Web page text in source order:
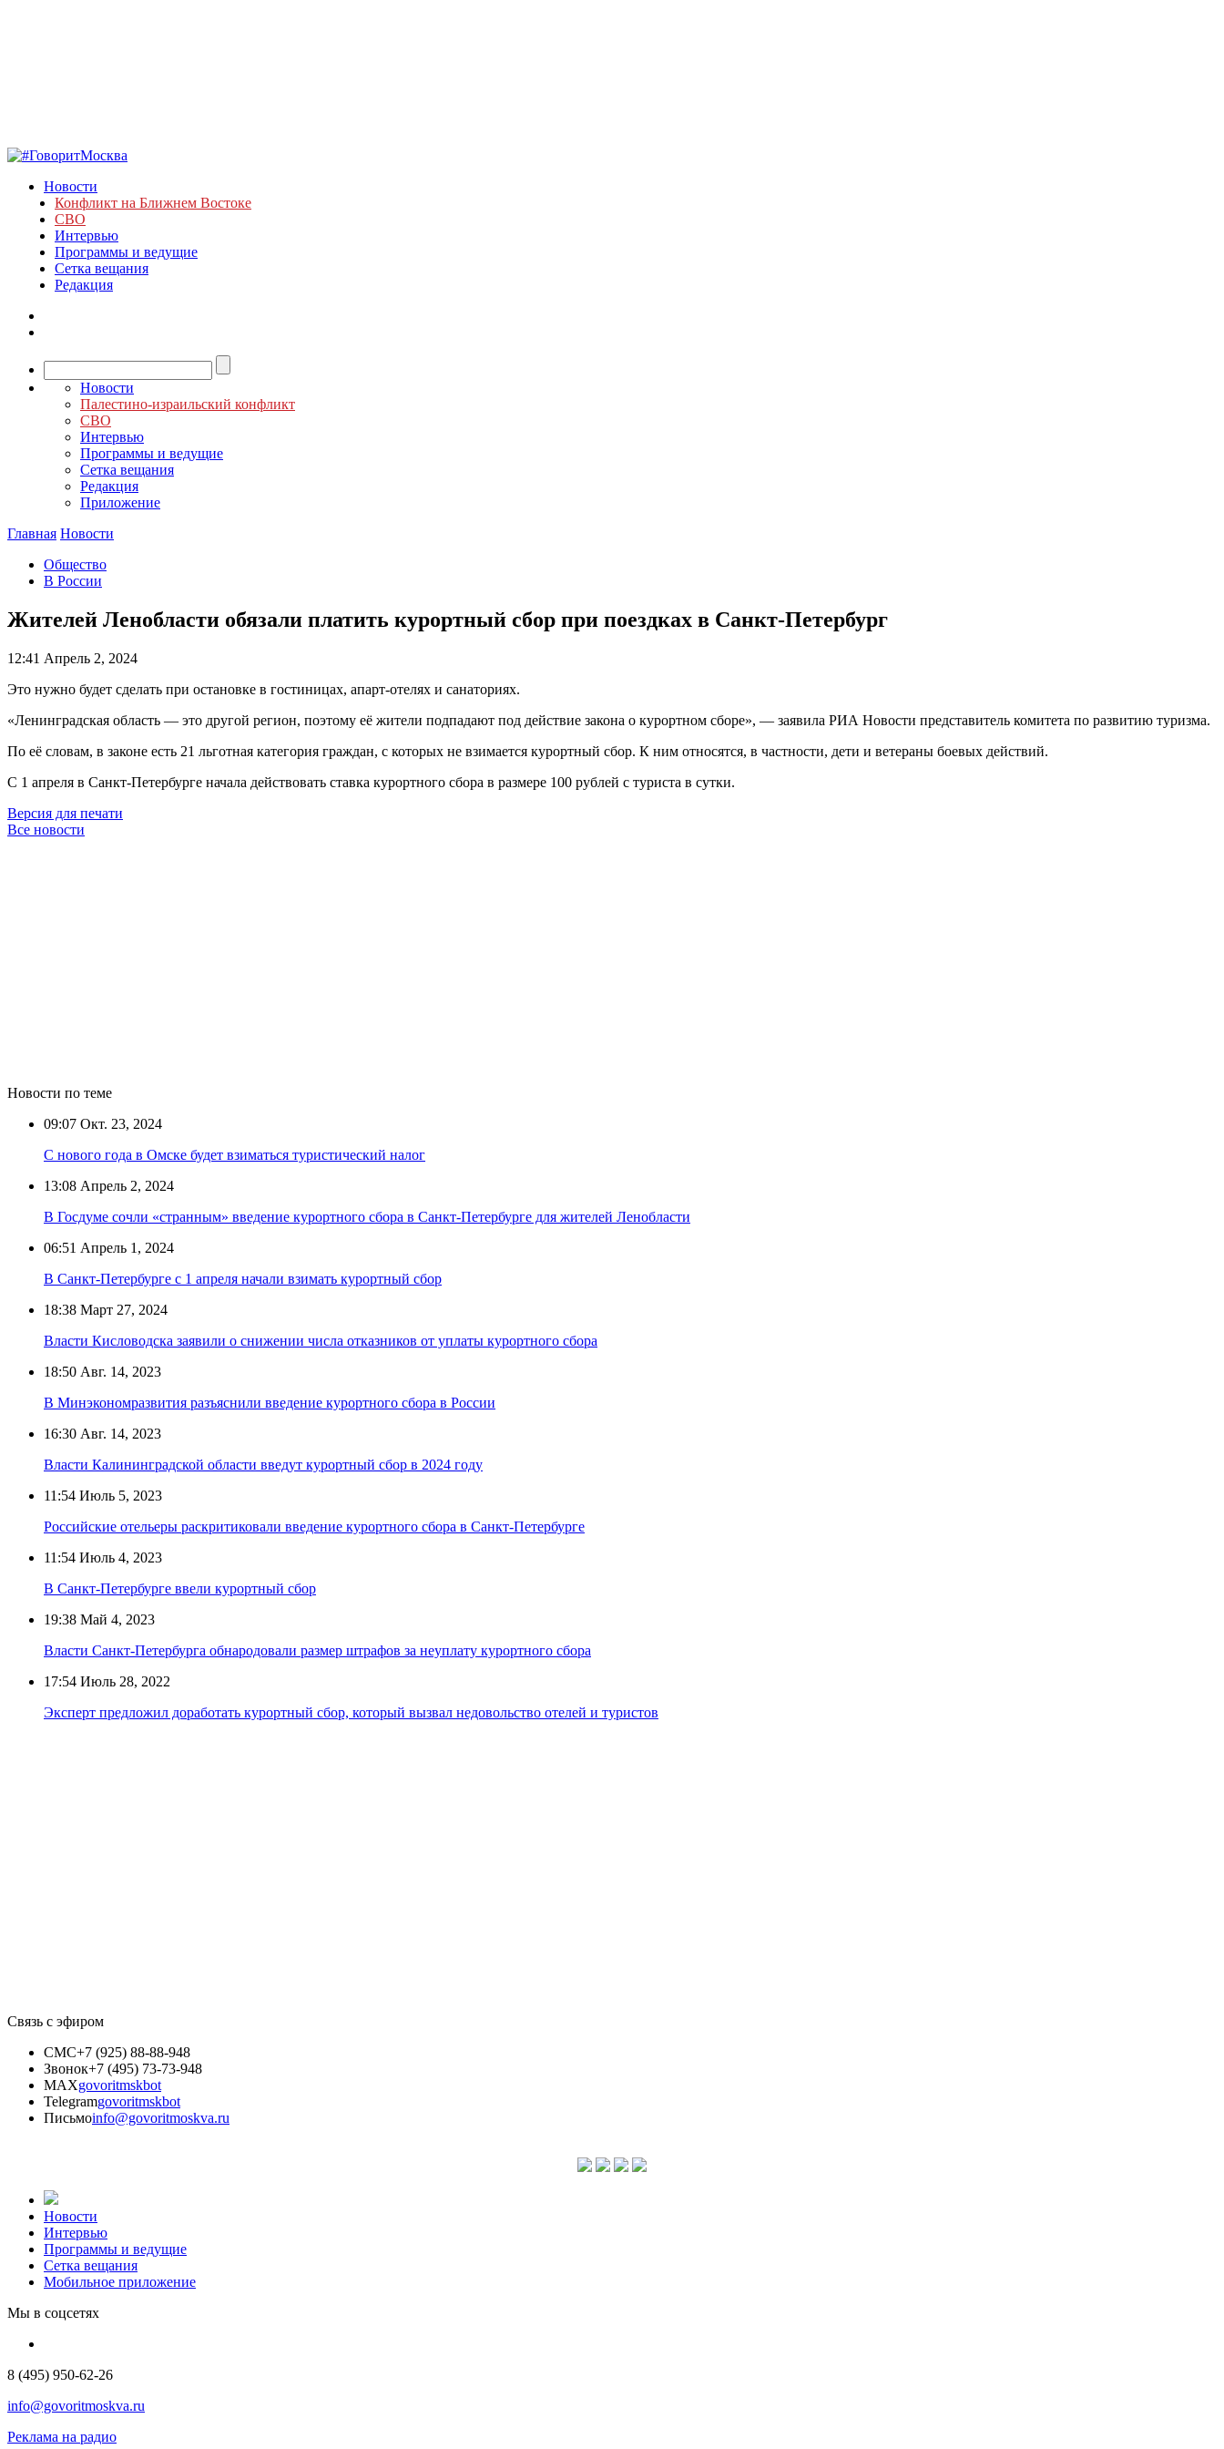
Новости
Конфликт на Ближнем Востоке
СВО
Интервью
Программы и ведущие
Сетка вещания
Редакция
Новости
Палестино-израильский конфликт
СВО
Интервью
Программы и ведущие
Сетка вещания
Редакция
Приложение
Главная Новости
Общество
В России
Жителей Ленобласти обязали платить курортный сбор при поездках в Санкт-Петербург
12:41 Апрель 2, 2024
Это нужно будет сделать при остановке в гостиницах, апарт-отелях и санаториях.
«Ленинградская область — это другой регион, поэтому её жители подпадают под действие закона о курортном сборе», — заявила РИА Новости представитель комитета по развитию туризма.
По её словам, в законе есть 21 льготная категория граждан, с которых не взимается курортный сбор. К ним относятся, в частности, дети и ветераны боевых действий.
С 1 апреля в Санкт-Петербурге начала действовать ставка курортного сбора в размере 100 рублей с туриста в сутки.
Версия для печати
Все новости
Новости по теме
09:07 Окт. 23, 2024
С нового года в Омске будет взиматься туристический налог
13:08 Апрель 2, 2024
В Госдуме сочли «странным» введение курортного сбора в Санкт-Петербурге для жителей Ленобласти
06:51 Апрель 1, 2024
В Санкт-Петербурге с 1 апреля начали взимать курортный сбор
18:38 Март 27, 2024
Власти Кисловодска заявили о снижении числа отказников от уплаты курортного сбора
18:50 Авг. 14, 2023
В Минэкономразвития разъяснили введение курортного сбора в России
16:30 Авг. 14, 2023
Власти Калининградской области введут курортный сбор в 2024 году
11:54 Июль 5, 2023
Российские отельеры раскритиковали введение курортного сбора в Санкт-Петербурге
11:54 Июль 4, 2023
В Санкт-Петербурге ввели курортный сбор
19:38 Май 4, 2023
Власти Санкт-Петербурга обнародовали размер штрафов за неуплату курортного сбора
17:54 Июль 28, 2022
Эксперт предложил доработать курортный сбор, который вызвал недовольство отелей и туристов
Связь с эфиром
СМС+7 (925) 88-88-948
Звонок+7 (495) 73-73-948
MAXgovoritmskbot
Telegramgovoritmskbot
Письмоinfo@govoritmoskva.ru
Новости
Интервью
Программы и ведущие
Сетка вещания
Мобильное приложение
Мы в соцсетях
8 (495) 950-62-26
info@govoritmoskva.ru
Реклама на радио